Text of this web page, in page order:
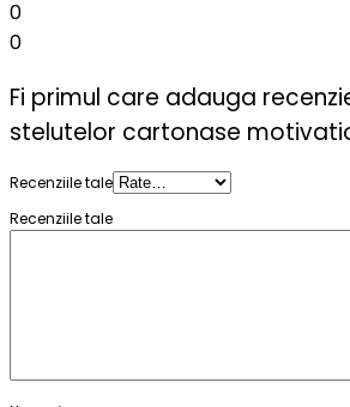
0
0
Fi primul care adauga
stelutelor cartonase
Recenziile tale
Recenziile tale